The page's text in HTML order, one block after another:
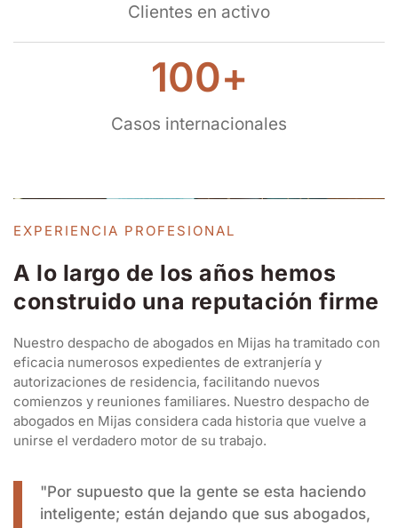
Clientes en activo
Casos internacionales
100+
EXPERIENCIA PROFESIONAL
A lo largo de los años hemos
construido una reputación firme
Nuestro despacho de abogados en Mijas ha tramitado con
eficacia numerosos expedientes de extranjería y
autorizaciones de residencia, facilitando nuevos
comienzos y reuniones familiares. Nuestro despacho de
abogados en Mijas considera cada historia que vuelve a
unirse el verdadero motor de su trabajo.
"Por supuesto que la gente se esta haciendo
inteligente; están dejando que sus abogados,